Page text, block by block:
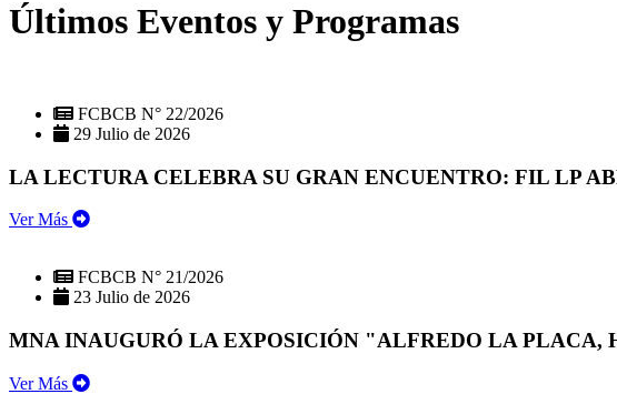
Últimos Eventos y Programas
FCBCB N° 22/2026
29 Julio de 2026
LA LECTURA CELEBRA SU GRAN ENCUENTRO: FIL LP
Ver Más
FCBCB N° 21/2026
23 Julio de 2026
MNA INAUGURÓ LA EXPOSICIÓN "ALFREDO LA PLACA,
Ver Más